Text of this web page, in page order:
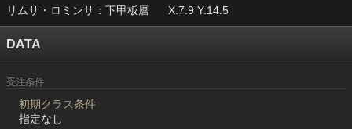
リムサ・ロミンサ：下甲板層 X:7.9 Y:14.5
DATA
受注条件
初期クラス条件
指定なし